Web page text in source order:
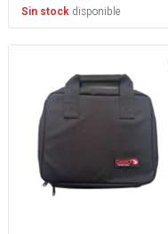
Sin stock disponible